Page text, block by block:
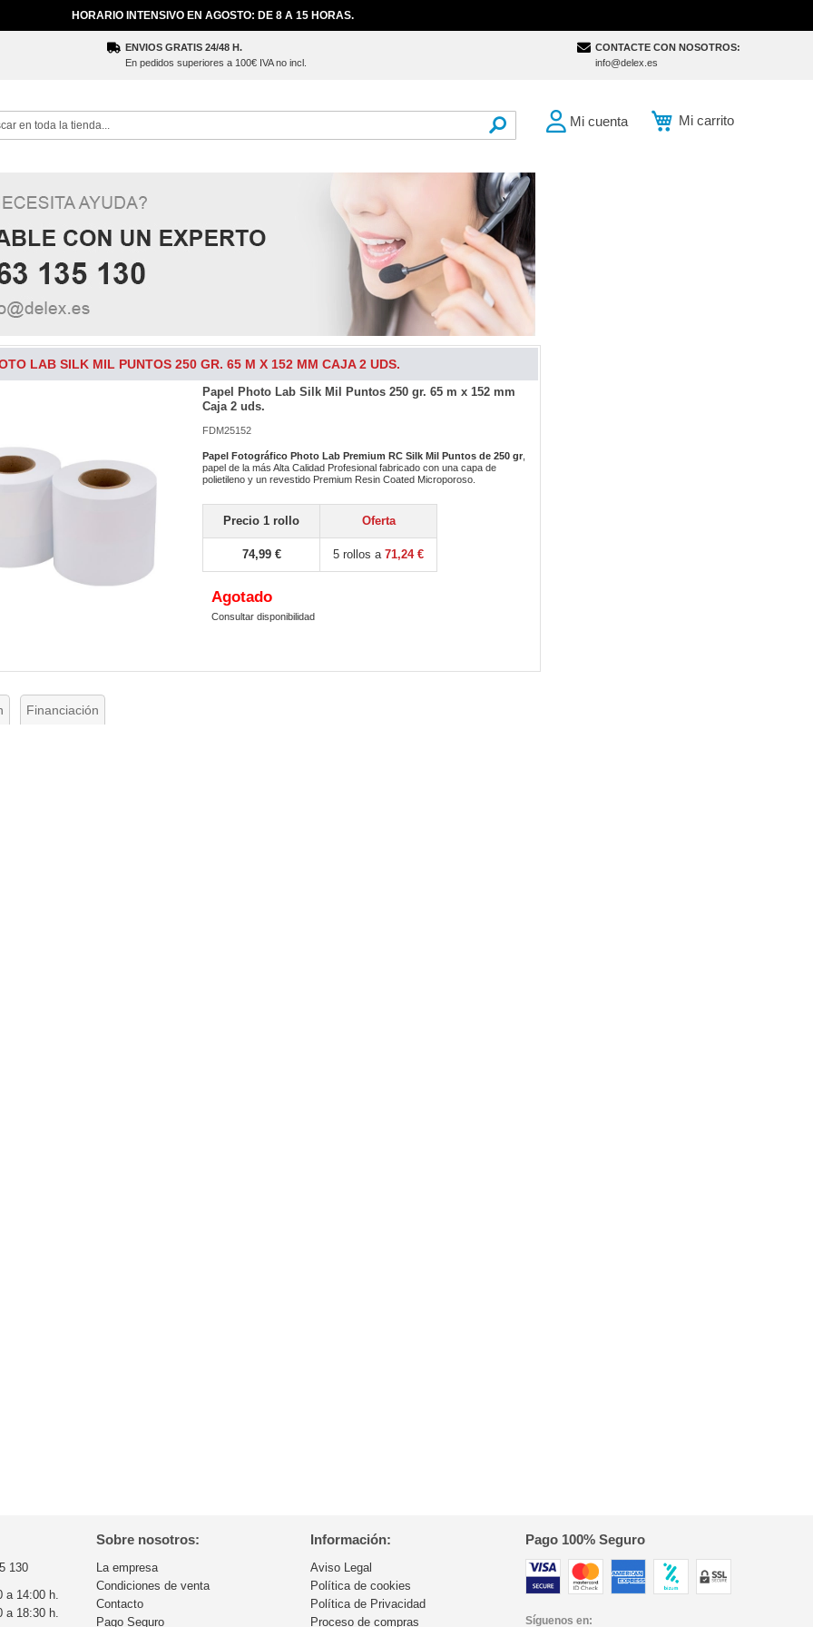
HORARIO INTENSIVO EN AGOSTO: DE 8 A 15 HORAS.
ENVIOS GRATIS 24/48 H.
En pedidos superiores a 100€ IVA no incl.
CONTACTE CON NOSOTROS:
info@delex.es
Mi carrito
Mi cuenta
LAB SILK MIL PUNTOS 250 GR. 65 M X 152 MM CAJA 2 UDS.
Papel Photo Lab Silk Mil Puntos 250 gr. 65 m x 152 mm
Caja 2 uds.
FDM25152
Papel Fotográfico Photo Lab Premium RC Silk Mil Puntos de 250 gr
papel de la más Alta Calidad Profesional fabricado con una capa de
polietileno y un revestido Premium Resin Coated Microporoso.
Precio 1 rollo Oferta
74,99 € 5 rollos a71,24 €
Agotado
Consultar disponibilidad
Financiación
130
a 14:00 h.
a 18:30 h.
Sobre nosotros:
La empresa
Condiciones de venta
Contacto
Pago Seguro
Información:
Aviso Legal
Política de cookies
Política de Privacidad
Proceso de compras
Pago 100% Seguro
Síguenos en: